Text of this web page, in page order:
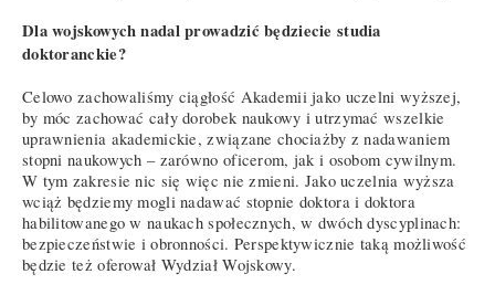
Dla wojskowych nadal prowadzić będziecie studia
doktoranckie?
Celowo zachowaliśmy ciągłość Akademii jako uczelni wyższej,
by móc zachować cały dorobek naukowy i utrzymać wszelkie
uprawnienia akademickie, związane chociażby z nadawaniem
stopni naukowych – zarówno oficerom, jak i osobom cywilnym.
W tym zakresie nic się więc nie zmieni. Jako uczelnia wyższa
wciąż będziemy mogli nadawać stopnie doktora i doktora
habilitowanego w naukach społecznych, w dwóch dyscyplinach:
bezpieczeństwie i obronności. Perspektywicznie taką możliwość
będzie też oferował Wydział Wojskowy.